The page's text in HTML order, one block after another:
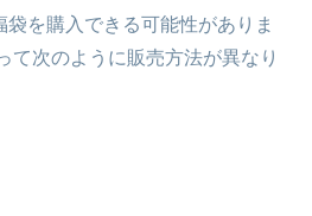
を購入できる可能性がありま
て次のように販売方法が異なり